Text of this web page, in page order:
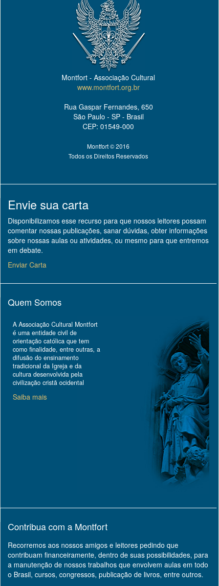
Montfort - Associação Cultural
www.montfort.org.br
Rua Gaspar Fernandes, 650
São Paulo - SP - Brasil
CEP: 01549-000
Montfort © 2016
Todos os Direitos Reservados
Envie sua carta
Disponibilizamos esse recurso para que nossos leitores possam
comentar nossas publicações, sanar dúvidas, obter informações
sobre nossas aulas ou atividades, ou mesmo para que entremos
em debate.
Enviar Carta
Quem Somos
A Associação Cultural Montfort
é uma entidade civil de
orientação católica que tem
como finalidade, entre outras, a
difusão do ensinamento
tradicional da Igreja e da
cultura desenvolvida pela
civilização cristã ocidental
Saiba mais
Contribua com a Montfort
Recorremos aos nossos amigos e leitores pedindo que
contribuam financeiramente, dentro de suas possibilidades, para
a manutenção de nossos trabalhos que envolvem aulas em todo
o Brasil, cursos, congressos, publicação de livros, entre outros.